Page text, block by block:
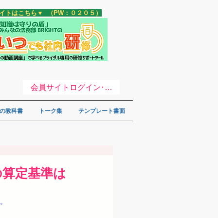
トはこちら▼ （PW：０２０５）
教科書 トーク集 テンプレート書面
定基準は